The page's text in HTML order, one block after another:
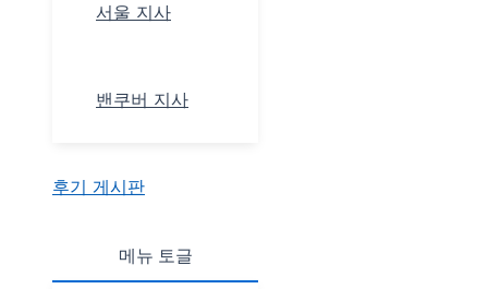
서울 지사
밴쿠버 지사
후기 게시판
메뉴 토글